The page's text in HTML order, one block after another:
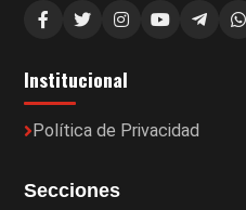
Institucional
Política de Privacidad
Secciones